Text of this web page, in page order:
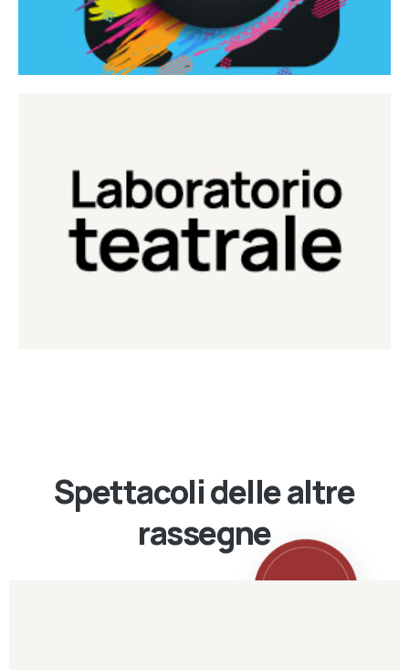
Laboratorio Teatrale
Laboratorio di teatro del Teatro Eduardo de Filippo
Continua
Spettacoli delle altre
rassegne